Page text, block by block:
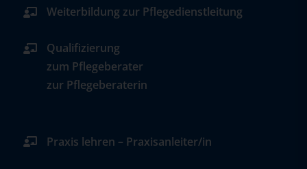
Weiterbildung zur Pflegedienstleitung
Qualifizierung
zum Pflegeberater
zur Pflegeberaterin
Praxis lehren – Praxisanleiter/in